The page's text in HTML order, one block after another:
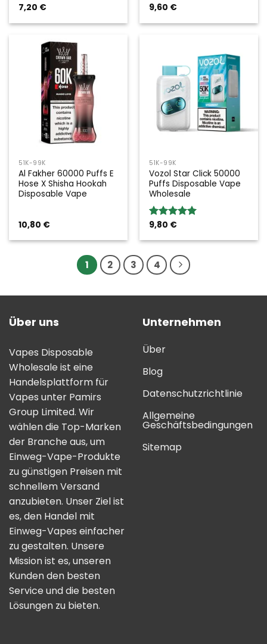
7,20 €
Bewertung:
9,60 €
51K-99K
Al Fakher 60000 Puffs E
Hose X Shisha Hookah
Disposable Vape
10,80 €
51K-99K
Vozol Star Click 50000
Puffs Disposable Vape
Wholesale
Bewertung:
9,80 €
1 2 3 4
Über uns
Vapes Disposable
Wholesale ist eine
Handelsplattform für
Vapes unter Pamirs
Group Limited. Wir
wählen die Top-Marken
der Branche aus, um
Einweg-Vape-Produkte
zu günstigen Preisen mit
schnellem Versand
anzubieten. Unser Ziel ist
es, den Handel mit
Einweg-Vapes einfacher
zu gestalten. Unsere
Mission ist es, unseren
Kunden den besten
Service und die besten
Lösungen zu bieten.
Unternehmen
Über
Blog
Datenschutzrichtlinie
Allgemeine
Geschäftsbedingungen
Sitemap